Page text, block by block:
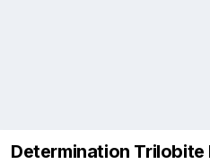
Determination Trilobite